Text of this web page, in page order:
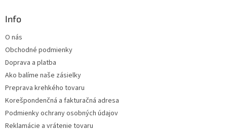
v
ý
p
Info
O nás
Obchodné podmienky
Doprava a platba
Ako balíme naše zásielky
Preprava krehkého tovaru
Korešpondenčná a fakturačná adresa
Podmienky ochrany osobných údajov
Reklamácie a vrátenie tovaru